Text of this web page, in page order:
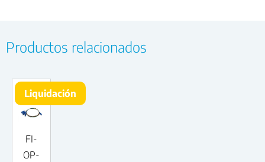
Productos relacionados
FI-
OP-
Liquidación